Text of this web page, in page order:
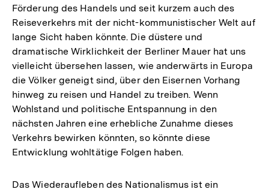
Förderung des Handels und seit kurzem auch des
Reiseverkehrs mit der nicht-kommunistischer Welt auf
lange Sicht haben könnte. Die düstere und
dramatische Wirklichkeit der Berliner Mauer hat uns
vielleicht übersehen lassen, wie anderwärts in Europa
die Völker geneigt sind, über den Eisernen Vorhang
hinweg zu reisen und Handel zu treiben. Wenn
Wohlstand und politische Entspannung in den
nächsten Jahren eine erhebliche Zunahme dieses
Verkehrs bewirken könnten, so könnte diese
Entwicklung wohltätige Folgen haben.
Das Wiederaufleben des Nationalismus ist ein